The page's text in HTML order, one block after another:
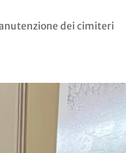
dei cimiteri